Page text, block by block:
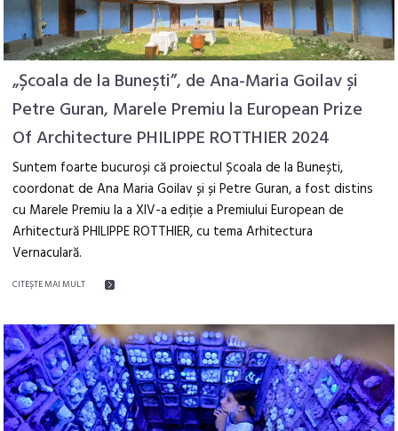
„Școala de la Bunești”, de Ana-Maria Goilav și
Petre Guran, Marele Premiu la European Prize
Of Architecture PHILIPPE ROTTHIER 2024
Suntem foarte bucuroși că proiectul Școala de la Bunești,
coordonat de Ana Maria Goilav și și Petre Guran, a fost distins
cu Marele Premiu la a XIV-a ediție a Premiului European de
Arhitectură PHILIPPE ROTTHIER, cu tema Arhitectura
Vernaculară.
CITEŞTE MAI MULT